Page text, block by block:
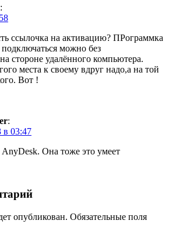
:
ссылочка на активацию? ПРограммка
можно без
стороне удалённого компьютера.
места к своему вдруг надо,а на той
Вот !
:
в 03:47
AnyDesk. Она тоже это умеет
опубликован. Обязательные поля